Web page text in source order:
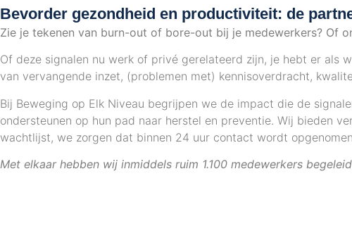
Bevorder gezondheid en productiviteit: de
Zie je tekenen van burn-out of bore-out bij je medewerkers? Of
Of deze signalen nu werk of privé gerelateerd zijn, je hebt er als
van vervangende inzet, (problemen met) kennisoverdracht,
Bij Beweging op Elk Niveau begrijpen we de impact die de
ondersteunen op hun pad naar herstel en preventie. Wij bieden
wachtlijst, we zorgen dat binnen 24 uur contact wordt
Met elkaar hebben wij inmiddels ruim 1.100 medewerkers